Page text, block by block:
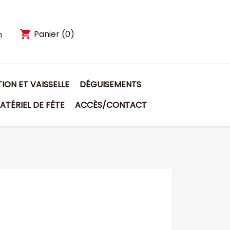
shopping_cart Panier (0)
ET VAISSELLE
DÉGUISEMENTS
DE FÊTE ACCÈS/CONTACT